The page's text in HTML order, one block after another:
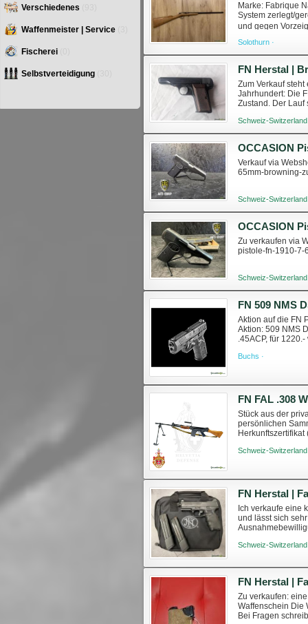
Marke: Fabrique
System zerlegt/
und gegen
Solothurn ·
Zum Verkauf
Jahrhundert: Die
Zustand. Der
Schweiz-
Verkauf via
65mm-browning-
Schweiz-
Zu verkaufen via
pistole-fn-1910-7-
Schweiz-
FN 509 NMS
Aktion auf die FN
Aktion: 509 NMS
.45ACP, für
Buchs ·
Stück aus der
persönlichen
Schweiz-
Ich verkaufe eine
und lässt sich
Schweiz-
Zu verkaufen:
Waffenschein Die
Bei Fragen
Verschiedenes
Waffenmeister | Service
Fischerei
Selbstverteidigung